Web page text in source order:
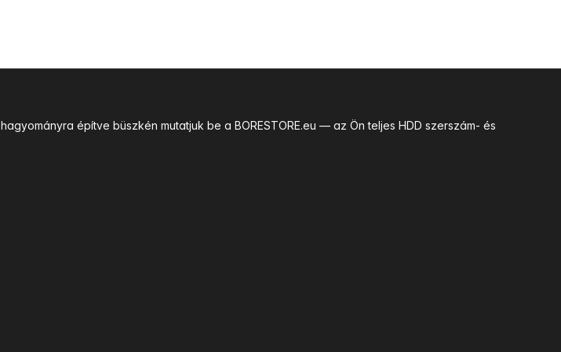
építve büszkén mutatjuk be a BORESTORE.eu — az Ön teljes HDD szerszám- és